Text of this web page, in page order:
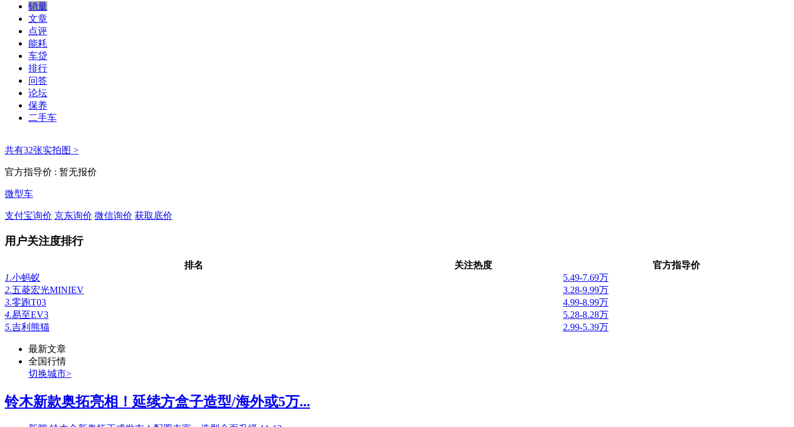
销量
文章
点评
能耗
车贷
排行
问答
论坛
保养
二手车
共有32张实拍图 >
官方指导价 : 暂无报价
微型车
支付宝询价 京东询价 微信询价 获取底价
用户关注度排行
排名 关注热度
官方指导价
1.小蚂蚁
5.49-7.69万
2.五菱宏光MINIEV
3.28-9.99万
3.零跑T03
4.99-8.99万
4.易至EV3
5.28-8.28万
5.吉利熊猫 2.99-5.39万
最新文章
全国行情
切换城市>
铃木新款奥拓亮相！延续方盒子造型/海外或5万...